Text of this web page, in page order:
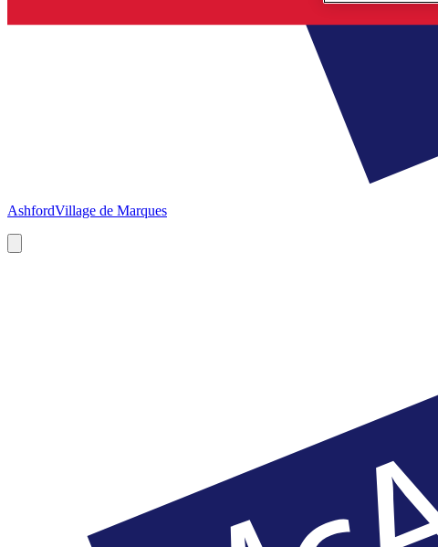
AshfordVillage de Marques